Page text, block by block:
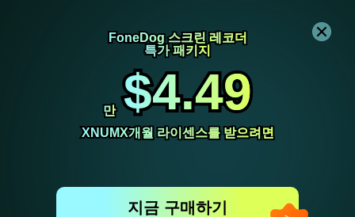
FoneDog 스크린 레코더
FoneDog 스크린 레코더
특가 패키지
특가 패키지
만
만 $4.49
$4.49
XNUMX개월 라이센스를 받으려면
XNUMX개월 라이센스를 받으려면
지금 구매하기